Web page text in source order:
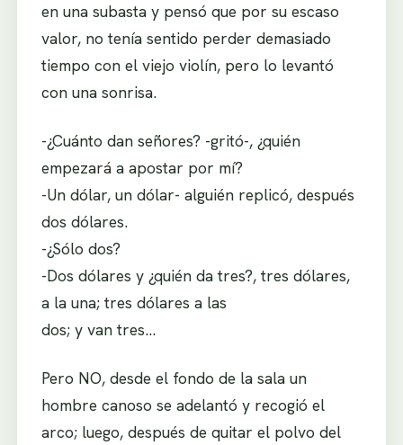
en una subasta y pensó que por su escaso
valor, no tenía sentido perder demasiado
tiempo con el viejo violín, pero lo levantó
con una sonrisa.
-¿Cuánto dan señores? -gritó-, ¿quién
empezará a apostar por mí?
-Un dólar, un dólar- alguién replicó, después
dos dólares.
-¿Sólo dos?
-Dos dólares y ¿quién da tres?, tres dólares,
a la una; tres dólares a las
dos; y van tres…
Pero NO, desde el fondo de la sala un
hombre canoso se adelantó y recogió el
arco; luego, después de quitar el polvo del